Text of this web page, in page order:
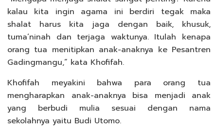
kalau kita ingin agama ini berdiri tegak maka
shalat harus kita jaga dengan baik, khusuk,
tuma’ninah dan terjaga waktunya. Itulah kenapa
orang tua menitipkan anak-anaknya ke Pesantren
Gadingmangu,” kata Khofifah.
Khofifah meyakini bahwa para orang tua
mengharapkan anak-anaknya bisa menjadi anak
yang berbudi mulia sesuai dengan nama
sekolahnya yaitu Budi Utomo.